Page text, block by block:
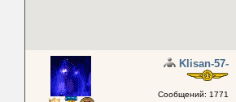
Klisan-57-
Сообщений: 1771